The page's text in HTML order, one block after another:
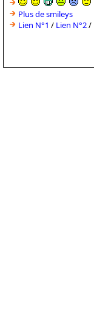
Plus de smileys
Lien N°1 / Lien N°2/